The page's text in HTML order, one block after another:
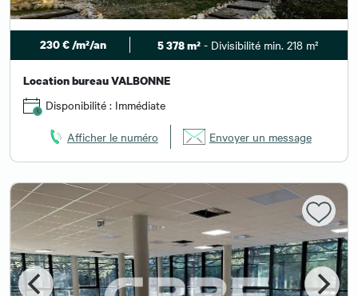
230 € /m²/an 5 378 m² - Divisibilité min. 218 m²
Location bureau VALBONNE
Disponibilité : Immédiate
Afficher le numéro Envoyer un message